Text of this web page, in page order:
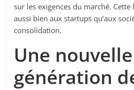
sur les exigences du marché. Cette
aussi bien aux startups qu’aux
consolidation.
Une nouvelle
génération